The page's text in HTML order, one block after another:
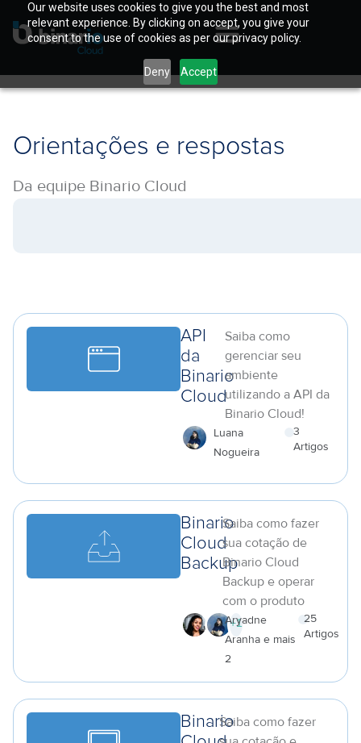
Our website uses cookies to give you the best and most
relevant experience. By clicking on accept, you give your
consent to the use of cookies as per our privacy policy.
Deny Accept
Orientações e respostas
Da equipe Binario Cloud
API
da
Binario
Cloud
Saiba como
gerenciar seu
ambiente
utilizando a API da
Binario Cloud!
Luana
Nogueira
3
Artigos
Binario
Cloud
Backup
Saiba como fazer
sua cotação de
Binario Cloud
Backup e operar
com o produto
+1
Aryadne
Aranha e mais
2
25
Artigos
BinarioSaiba como fazer